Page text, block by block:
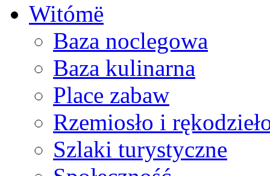
Witómë
Baza noclegowa
Baza kulinarna
Place zabaw
Rzemiosło i
Szlaki turystyczne